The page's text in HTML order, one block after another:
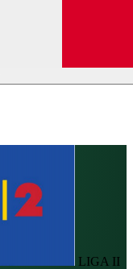
LIGA II